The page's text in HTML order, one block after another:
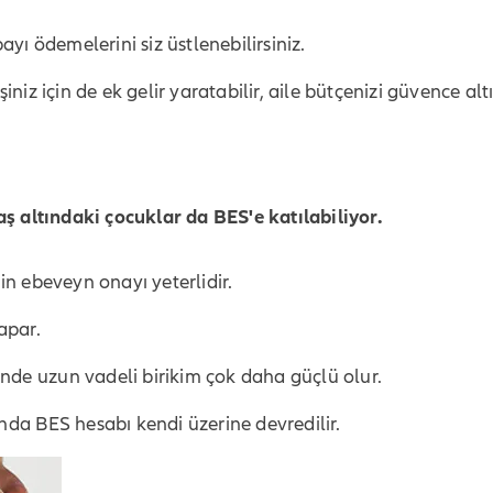
ödemelerini siz üstlenebilirsiniz.
için de ek gelir yaratabilir, aile bütçenizi güvence
altındaki çocuklar da BES'e katılabiliyor.
ebeveyn onayı yeterlidir.
uzun vadeli birikim çok daha güçlü olur.
BES hesabı kendi üzerine devredilir.